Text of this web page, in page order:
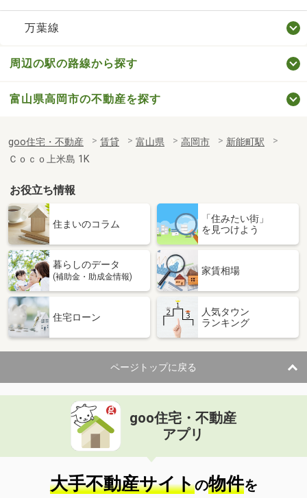
万葉線
周辺の駅の路線から探す
富山県高岡市の不動産を探す
goo住宅・不動産 賃貸 富山県 高岡市
新能町駅
Ｃｏｃｏ上米島 1K
お役立ち情報
住まいのコラム
「住みたい街」
を見つけよう
暮らしのデータ
(補助金・助成金情報)
家賃相場
住宅ローン
人気タウン
ランキング
ページトップに戻る
goo住宅・不動産
アプリ
大手不動産サイトの物件を